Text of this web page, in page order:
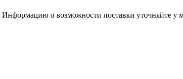
о возможности поставки уточняйте у